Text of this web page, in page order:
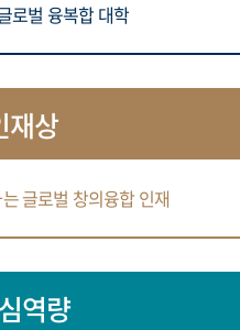
로벌 융복합 대학
재상
글로벌 창의융합 인재
역량